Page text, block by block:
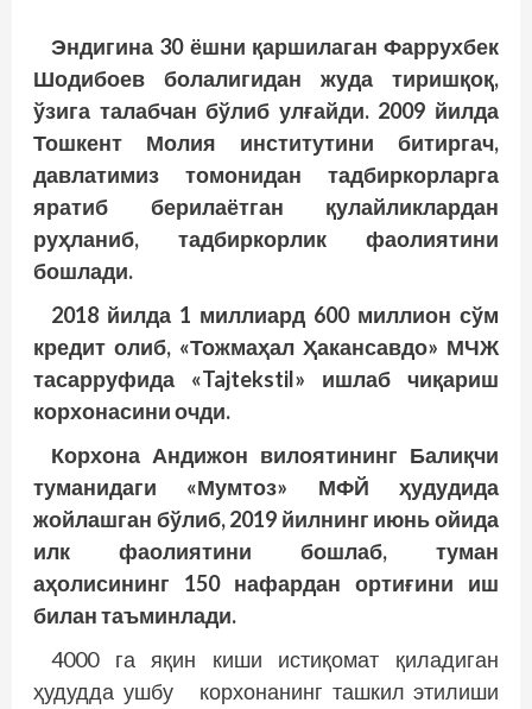
Эндигина 30 ёшни қаршилаган Фаррухбек
Шодибоев болалигидан жуда тиришқоқ,
ўзига талабчан бўлиб улғайди. 2009 йилда
Тошкент Молия институтини битиргач,
давлатимиз томонидан тадбиркорларга
яратиб берилаётган қулайликлардан
руҳланиб, тадбиркорлик фаолиятини
бошлади.
2018 йилда 1 миллиард 600 миллион сўм
кредит олиб, «Тожмаҳал Ҳакансавдо» МЧЖ
тасарруфида «Tajtekstil» ишлаб чиқариш
корхонасини очди.
Корхона Андижон вилоятининг Балиқчи
туманидаги «Мумтоз» МФЙ ҳудудида
жойлашган бўлиб, 2019 йилнинг июнь ойида
илк фаолиятини бошлаб, туман
аҳолисининг 150 нафардан ортиғини иш
билан таъминлади.
4000 га яқин киши истиқомат қиладиган
ҳудудда ушбу корхонанинг ташкил этилиши